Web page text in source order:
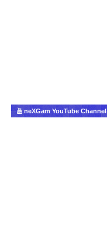
neXGam YouTube Channel